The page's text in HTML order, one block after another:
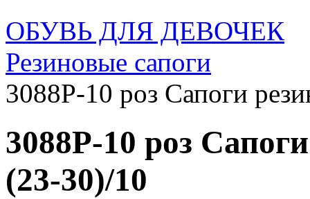
ОБУВЬ ДЛЯ ДЕВОЧЕК
Резиновые сапоги
3088P-10 роз Сапоги
3088P-10 роз
(23-30)/10